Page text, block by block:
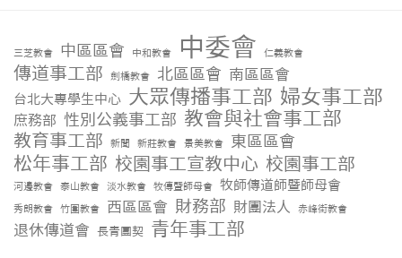
三芝教會 中區區會 中和教會 中委會 仁義教會
傳道事工部 劍橋教會 北區區會 南區區會
台北大專學生中心 大眾傳播事工部 婦女事工部
庶務部 性別公義事工部 教會與社會事工部
教育事工部 新聞 新莊教會 景美教會 東區區會
松年事工部 校園事工宣教中心 校園事工部
河邊教會 泰山教會 淡水教會 牧傳暨師母會 牧師傳道師暨師母會
秀朗教會 竹圍教會 西區區會 財務部 財團法人 赤峰街教會
退休傳道會 長青團契 青年事工部